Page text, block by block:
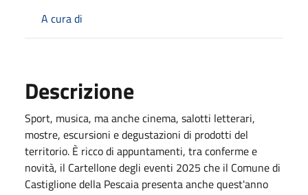
A cura di
Descrizione
Sport, musica, ma anche cinema, salotti letterari,
mostre, escursioni e degustazioni di prodotti del
territorio. È ricco di appuntamenti, tra conferme e
novità, il Cartellone degli eventi 2025 che il Comune di
Castiglione della Pescaia presenta anche quest'anno